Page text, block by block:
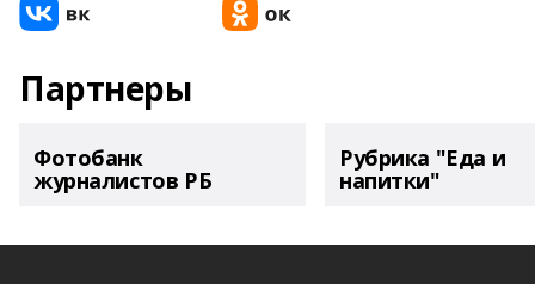
Партнеры
Фотобанк
журналистов РБ
Рубрика "Еда и
напитки"